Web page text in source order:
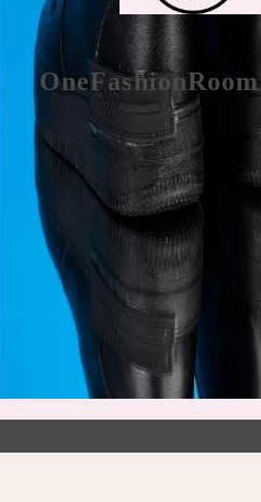
OneFashionRoom
Правила и условия
Oнлайн разрешаване
на жалби
Отзиви от клиенти
Прилагане на
промоции